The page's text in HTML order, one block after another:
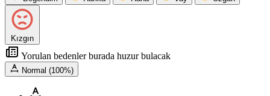
Kızgın
Yorulan bedenler burada huzur bulacak
Normal (100%)